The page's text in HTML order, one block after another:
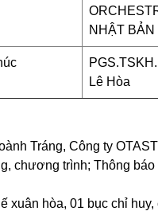
NHẬT BẢN
Lê Hòa
Tráng, Công ty
chương trình; Thông
xuân hòa, 01 bục chỉ